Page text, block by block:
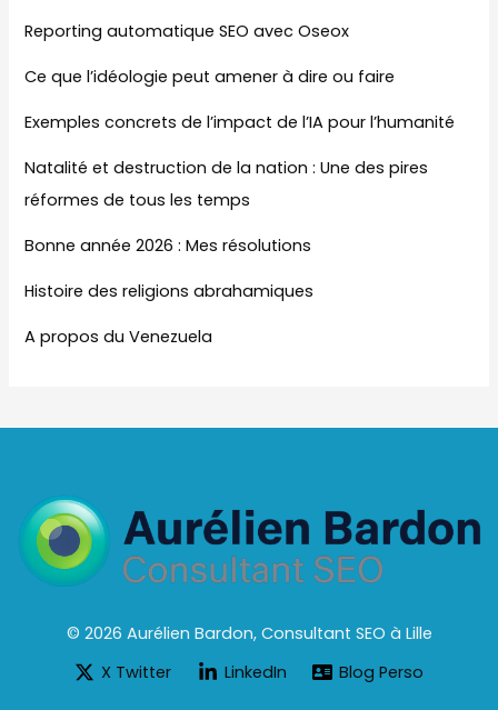
Reporting automatique SEO avec Oseox
Ce que l’idéologie peut amener à dire ou faire
Exemples concrets de l’impact de l’IA pour l’humanité
Natalité et destruction de la nation : Une des pires
réformes de tous les temps
Bonne année 2026 : Mes résolutions
Histoire des religions abrahamiques
A propos du Venezuela
© 2026 Aurélien Bardon, Consultant SEO à Lille
X Twitter
LinkedIn Blog Perso